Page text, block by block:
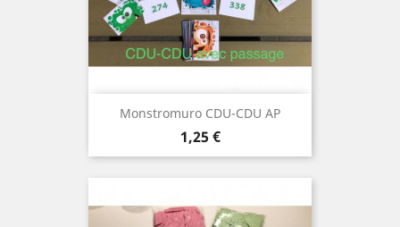
Monstromuro CDU-CDU AP
Prix
1,25 €